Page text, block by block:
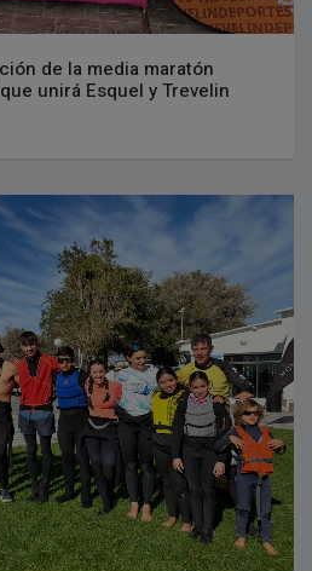
de la media maratón
unirá Esquel y Trevelin